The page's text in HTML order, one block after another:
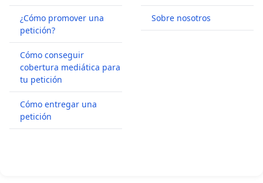
¿Cómo promover una
petición?
Cómo conseguir
cobertura mediática para
tu petición
Cómo entregar una
petición
Sobre nosotros